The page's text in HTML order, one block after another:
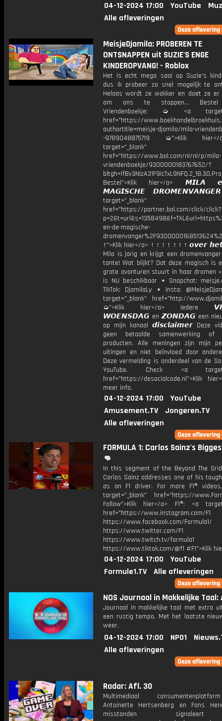
04-12-2024 17:00 YouTube
Alle afleveringen
MeisjeDjamila: PROBEREN TE
ONTSNAPPEN uit SUZIE'S ENGE
KINDEROPVANG! - Roblox
Het is echt mega saai op Suzie's
dus ik probeer zo snel mogelijk te
Helaas wordt ze wakker en doet ze er
om ons te stoppen...
Vriendenboekje: ➭ <a
href="https://
authortitle=meisje-djamila/mila-
-9789048875719 ➭">Klik
target="_blank"
href="https://www.bol.com/nl/nl/p/mila-
vriendenboekje/9300000183767652/?
Bestel">Klik hier</a>
𝙈𝘼𝙂𝙄𝙎𝘾𝙃𝙀
target="_blank"
href="https://partner.bol.com/click/click?
en-de-magische-
↑">Klik hier</a> ↑ ↑ ↑ ↑ ↑ ↑ ↑ 𝙤𝙫𝙚𝙧
Mila is jarig en krijgt een
tante! Wat blijkt? Dat deze magisch is
grote avonturen stuurt in haar dromen
is NU beschikbaar ⋆ Snapchat:
TikTok: DjamilaLy ⋆ Insta:
target="_blank" href="http://
➭">Klik hier</a> Iedere
𝙒𝙊𝙀𝙉𝙎𝘿𝘼𝙂 en 𝙕𝙊𝙉𝘿𝘼𝙂 een
op mijn kanaal 𝙙𝙞𝙨𝙘𝙡𝙖𝙞𝙢𝙚𝙧 Deze
geen betaalde samenwerking of
producten. Alle meningen zijn mijn
uitingen en niet beïnvloed door
Deze vermelding is onderdeel van de
YouTube. Check <a
href="https://desocialcode.nl">Klik
meer info.
04-12-2024 17:00
YouTube
Amusement.TV
Jongeren.TV
Alle afleveringen
FORMULA 1: Carlos Sainz's
👊
In this segment of the Beyond The
Carlos Sainz addresses one of his
as an F1 driver. For more F1®
target="_blank" href="https://
Follow">Klik hier</a> F1®: <a
href="https://www.instagram.com/F1
https://www.facebook.com/Formula1/
https://www.twitter.com/F1
https://www.twitch.tv/formula1
https://www.tiktok.com/@f1 #F1">Klik
04-12-2024 17:00
YouTube
Formule1.TV
Alle afleveringen
NOS Journaal in Makkelijke
Journaal in makkelijke taal met extra
een rustig tempo. Met het laatste
weer.
04-12-2024 17:00 NPO1
Alle afleveringen
Radar: Afl. 30
Multimediaal
Antoinette Hertsenberg en Fons
misstanden